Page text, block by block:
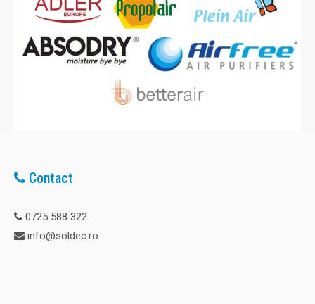
Contact
0725 588 322
info@soldec.ro